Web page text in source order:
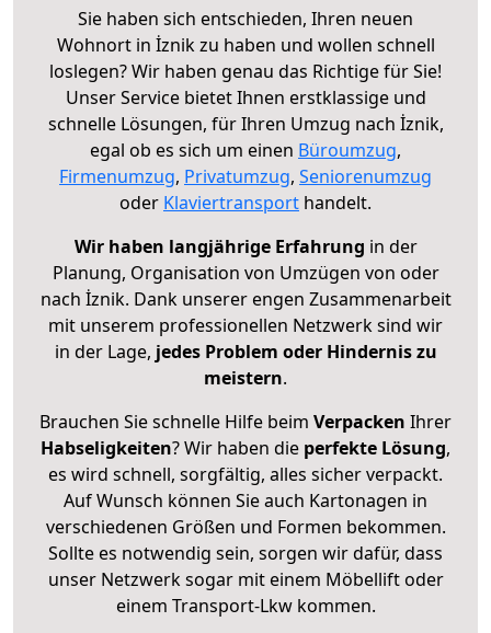
Sie haben sich entschieden, Ihren neuen
Wohnort in İznik zu haben und wollen schnell
loslegen? Wir haben genau das Richtige für Sie!
Unser Service bietet Ihnen erstklassige und
schnelle Lösungen, für Ihren Umzug nach İznik,
egal ob es sich um einen Büroumzug,
Firmenumzug, Privatumzug, Seniorenumzug
oder Klaviertransport handelt.
Wir haben langjährige Erfahrung in der
Planung, Organisation von Umzügen von oder
nach İznik. Dank unserer engen Zusammenarbeit
mit unserem professionellen Netzwerk sind wir
in der Lage, jedes Problem oder Hindernis zu
meistern.
Brauchen Sie schnelle Hilfe beim Verpacken Ihrer
Habseligkeiten? Wir haben die perfekte Lösung,
es wird schnell, sorgfältig, alles sicher verpackt.
Auf Wunsch können Sie auch Kartonagen in
verschiedenen Größen und Formen bekommen.
Sollte es notwendig sein, sorgen wir dafür, dass
unser Netzwerk sogar mit einem Möbellift oder
einem Transport-Lkw kommen.